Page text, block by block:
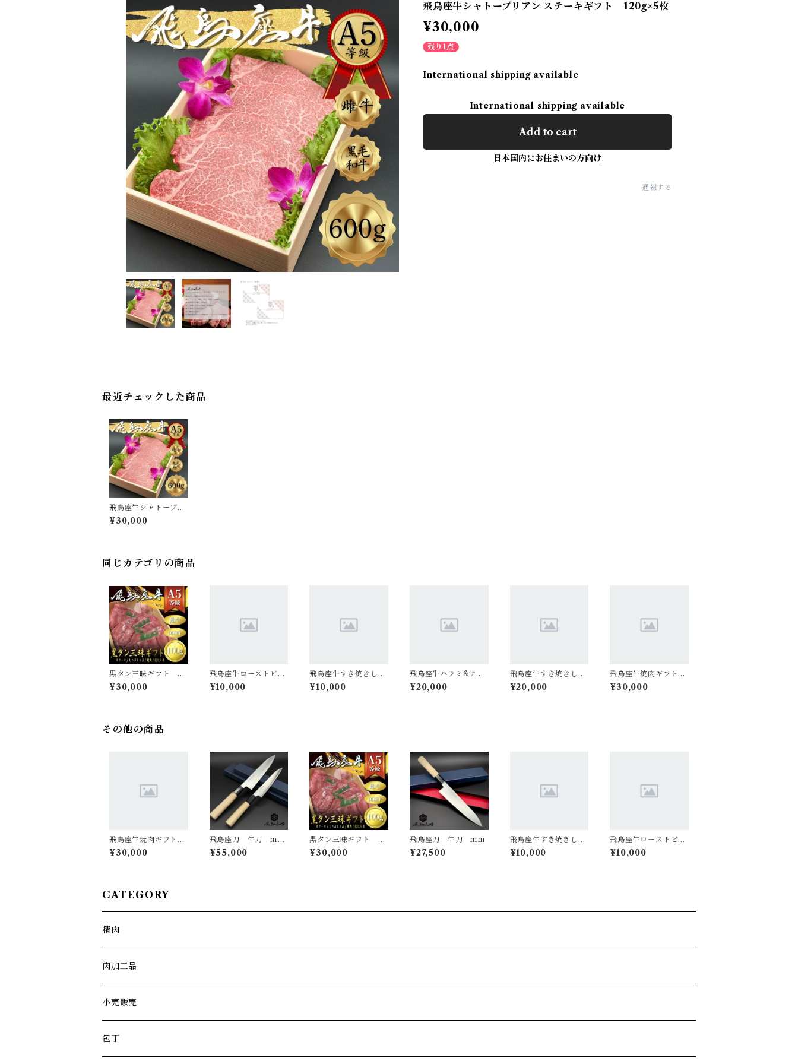
飛鳥座牛シャトーブリアン ステーキギフト 120g×5枚
¥30,000
残り1点
International shipping available
International shipping available
Add to cart
日本国内にお住まいの方向け
通報する
最近チェックした商品
飛鳥座牛シャトーブリ
アン ステーキギフト
120g×5枚
¥30,000
同じカテゴリの商品
黒タン三昧ギフト ス
テーキ用/しゃぶしゃ
ぶ・焼肉用/煮込み
¥30,000
飛鳥座牛ローストビー
フ上ギフト 450g
¥10,000
飛鳥座牛すき焼きしゃ
ぶしゃぶ用ギフト 45
0g
¥10,000
飛鳥座牛ハラミ&サガ
リギフト ハラミ300
g/サガリ300g
¥20,000
飛鳥座牛すき焼きしゃ
ぶしゃぶ用ギフト 10
00g
¥20,000
飛鳥座牛焼肉ギフト
タン・ハラミ・サガ
リ・シャトーブリアン
¥30,000
その他の商品
飛鳥座牛焼肉ギフト
タン・ハラミ・サガ
リ・シャトーブリアン
¥30,000
飛鳥座刀 牛刀 ｍ
ｍ/ペティナイフ ｍ
ｍ セット
¥55,000
黒タン三昧ギフト ス
テーキ用/しゃぶしゃ
ぶ・焼肉用/煮込み
¥30,000
飛鳥座刀 牛刀 ｍｍ
¥27,500
飛鳥座牛すき焼きしゃ
ぶしゃぶ用ギフト 45
0g
¥10,000
飛鳥座牛ローストビー
フ上ギフト 450g
¥10,000
CATEGORY
精肉
肉加工品
小売販売
包丁